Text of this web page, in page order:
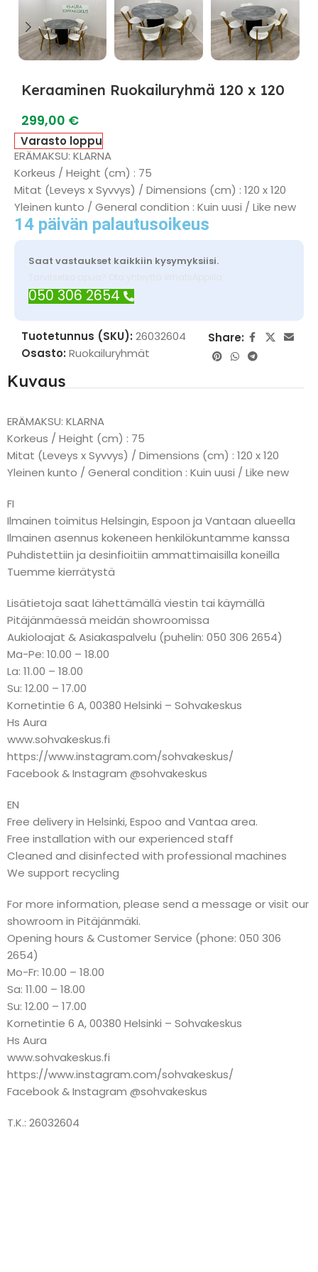
Keraaminen Ruokailuryhmä 120 x 120
299,00 €
Varasto loppu
ERÄMAKSU: KLARNA
Korkeus / Height (cm) : 75
Mitat (Leveys x Syvvys) / Dimensions (cm) : 120 x 120
Yleinen kunto / General condition : Kuin uusi / Like new
14 päivän palautusoikeus
Saat vastaukset kaikkiin kysymyksiisi.
Tarvitsetko apua? Ota yhteyttä WhatsAppilla
050 306 2654
Tuotetunnus (SKU): 26032604
Osasto: Ruokailuryhmät
Share:
Kuvaus
ERÄMAKSU: KLARNA
Korkeus / Height (cm) : 75
Mitat (Leveys x Syvvys) / Dimensions (cm) : 120 x 120
Yleinen kunto / General condition : Kuin uusi / Like new
FI
Ilmainen toimitus Helsingin, Espoon ja Vantaan alueella
Ilmainen asennus kokeneen henkilökuntamme kanssa
Puhdistettiin ja desinfioitiin ammattimaisilla koneilla
Tuemme kierrätystä
Lisätietoja saat lähettämällä viestin tai käymällä
Pitäjänmäessä meidän showroomissa
Aukioloajat & Asiakaspalvelu (puhelin: 050 306 2654)
Ma-Pe: 10.00 – 18.00
La: 11.00 – 18.00
Su: 12.00 – 17.00
Kornetintie 6 A, 00380 Helsinki – Sohvakeskus
Hs Aura
www.sohvakeskus.fi
https://www.instagram.com/sohvakeskus/
Facebook & Instagram @sohvakeskus
EN
Free delivery in Helsinki, Espoo and Vantaa area.
Free installation with our experienced staff
Cleaned and disinfected with professional machines
We support recycling
For more information, please send a message or visit our
showroom in Pitäjänmäki.
Opening hours & Customer Service (phone: 050 306
2654)
Mo-Fr: 10.00 – 18.00
Sa: 11.00 – 18.00
Su: 12.00 – 17.00
Kornetintie 6 A, 00380 Helsinki – Sohvakeskus
Hs Aura
www.sohvakeskus.fi
https://www.instagram.com/sohvakeskus/
Facebook & Instagram @sohvakeskus
T.K.: 26032604